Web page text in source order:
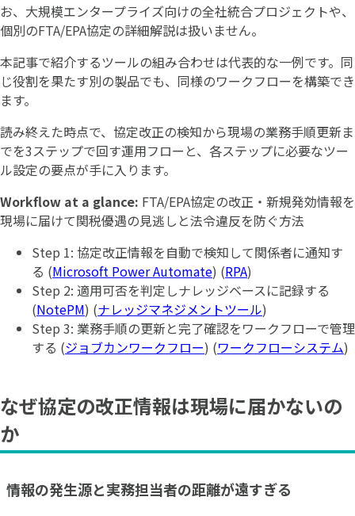
お、大規模エンタープライズ向けの全社統合プロジェクトや、
個別のFTA/EPA協定の詳細解説は扱いません。
本記事で紹介するツールの組み合わせは代表的な一例です。同
じ役割を果たす別の製品でも、同様のワークフローを構築でき
ます。
読み終えた時点で、協定改正の検知から現場の業務手順更新ま
でを3ステップで回す運用フローと、各ステップに必要なツー
ル設定の要点が手に入ります。
Workflow at a glance: FTA/EPA協定の改正・新規発効情報を
現場に届けて関税優遇の見逃しと法令違反を防ぐ方法
Step 1: 協定改正情報を自動で検知して関係者に通知す
る (Microsoft Power Automate) (RPA)
Step 2: 適用可否を判定しナレッジベースに記録する
(NotePM) (ナレッジマネジメントツール)
Step 3: 業務手順の更新と完了確認をワークフローで管理
する (ジョブカンワークフロー) (ワークフローシステム)
なぜ協定の改正情報は現場に届かないの
か
情報の発生源と実務担当者の距離が遠すぎる